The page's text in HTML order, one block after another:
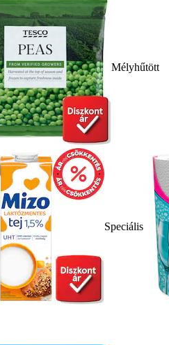
Mélyhűtött
Speciális